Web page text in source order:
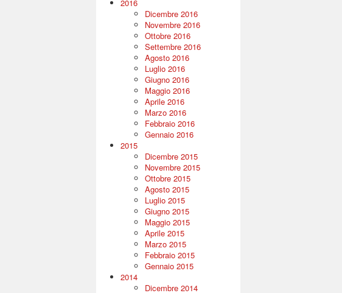
2016
Dicembre 2016
Novembre 2016
Ottobre 2016
Settembre 2016
Agosto 2016
Luglio 2016
Giugno 2016
Maggio 2016
Aprile 2016
Marzo 2016
Febbraio 2016
Gennaio 2016
2015
Dicembre 2015
Novembre 2015
Ottobre 2015
Agosto 2015
Luglio 2015
Giugno 2015
Maggio 2015
Aprile 2015
Marzo 2015
Febbraio 2015
Gennaio 2015
2014
Dicembre 2014